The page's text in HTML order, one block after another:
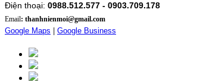
Điện thoại: 0988.512.577 - 0903.709.178
Email: thanhnienmoi@gmail.com
Google Maps Google Business